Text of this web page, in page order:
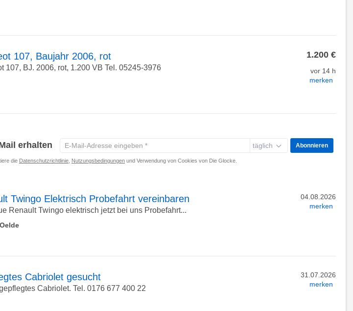
107, Baujahr 2006, rot
107, BJ. 2006, rot, 1.200 VB Tel. 05245-3976
1.200 €
vor 14 h
merken
erhalten
E-
Mail-
*
täglich Abonnieren
die Datenschutzrichtlinie Nutzungsbedingungen und Verwendung von Cookies von Die Glocke.
Twingo Elektrisch Probefahrt vereinbaren
Renault Twingo elektrisch jetzt bei uns Probefahrt...
04.08.2026
merken
Cabriolet gesucht
Cabriolet. Tel. 0176 677 400 22
31.07.2026
merken